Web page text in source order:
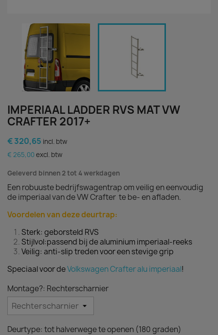
IMPERIAAL LADDER RVS MAT VW
CRAFTER 2017+
€ 320,65 incl. btw
€ 265,00 excl. btw
Geleverd binnen 2 tot 4 werkdagen
Een robuuste bedrijfswagentrap om veilig en eenvoudig
de imperiaal van de VW Crafter te be- en afladen.
Voordelen van deze deurtrap:
Sterk: geborsteld RVS
Stijlvol:passend bij de aluminium imperiaal-reeks
Veilig: anti-slip treden voor een stevige grip
Speciaal voor deVolkswagen Crafter alu imperiaal!
Montage?: Rechterscharnier
Deurtype: tot halverwege te openen (180 graden)